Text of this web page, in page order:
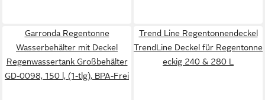
Garronda Regentonne
Wasserbehälter mit Deckel
Regenwassertank Großbehälter
GD-0098, 150 l, (1-tlg), BPA-Frei
Trend Line Regentonnendeckel
TrendLine Deckel für Regentonne
eckig 240 & 280 L